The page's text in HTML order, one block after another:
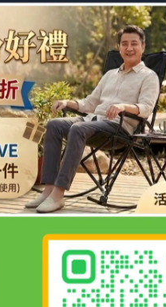
持風扇★優惠最後倒數4天】
自然涼空氣循環扇
NT$1,299
NT$2,480